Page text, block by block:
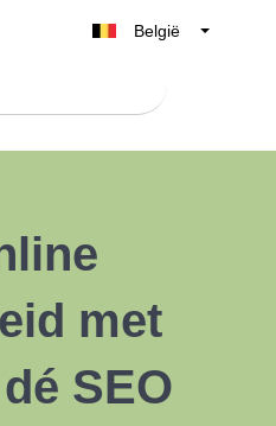
België
Nederland
met
SEO